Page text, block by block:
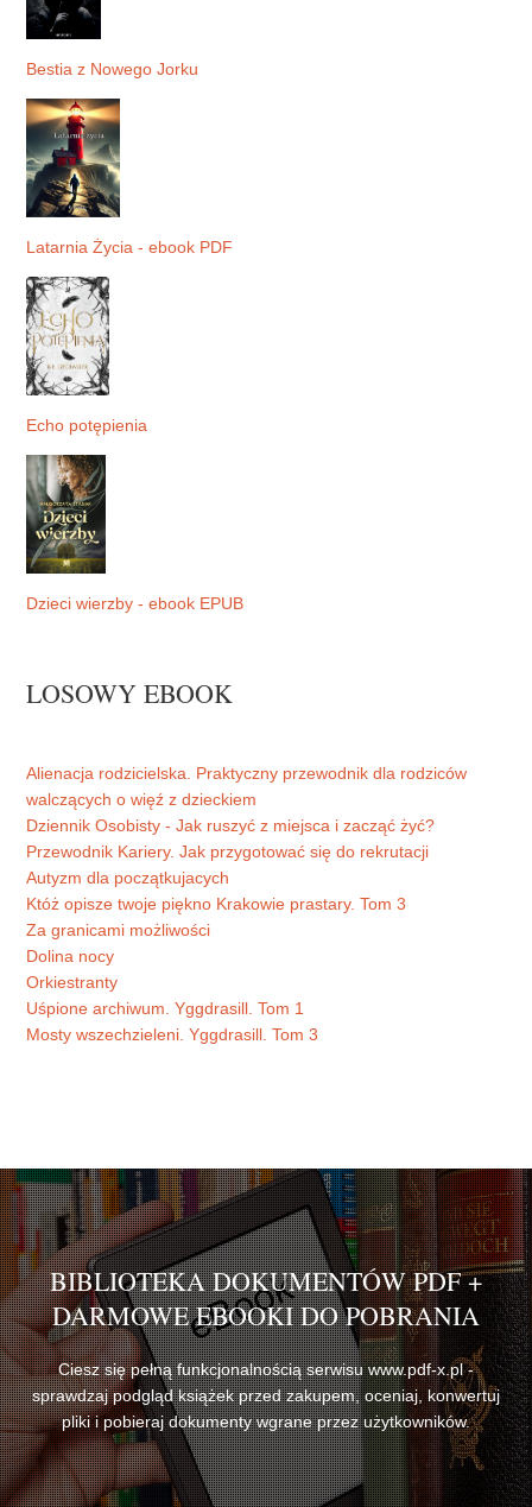
Bestia z Nowego Jorku
Latarnia Życia - ebook PDF
Echo potępienia
Dzieci wierzby - ebook EPUB
LOSOWY EBOOK
Alienacja rodzicielska. Praktyczny przewodnik dla rodziców
walczących o więź z dzieckiem
Dziennik Osobisty - Jak ruszyć z miejsca i zacząć żyć?
Przewodnik Kariery. Jak przygotować się do rekrutacji
Autyzm dla początkujacych
Któż opisze twoje piękno Krakowie prastary. Tom 3
Za granicami możliwości
Dolina nocy
Orkiestranty
Uśpione archiwum. Yggdrasill. Tom 1
Mosty wszechzieleni. Yggdrasill. Tom 3
BIBLIOTEKA DOKUMENTÓW PDF +
DARMOWE EBOOKI DO POBRANIA
Ciesz się pełną funkcjonalnością serwisu www.pdf-x.pl -
sprawdzaj podgląd książek przed zakupem, oceniaj, konwertuj
pliki i pobieraj dokumenty wgrane przez użytkowników.